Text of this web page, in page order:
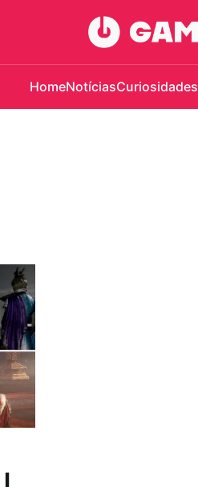
HomeNotíciasCuriosidades